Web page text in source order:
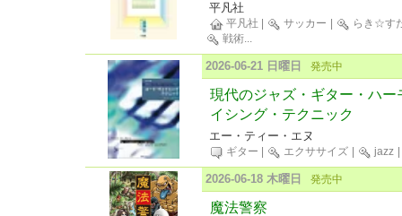
平凡社
平凡社 サッカー
らき☆す
戦術...
2026-06-21 日曜日 発売中
現代のジャズ・ギター・ハ
イシング・テクニック
エー・ティー・エヌ
ギター エクササイズ jazz
2026-06-18 木曜日 発売中
魔法警察